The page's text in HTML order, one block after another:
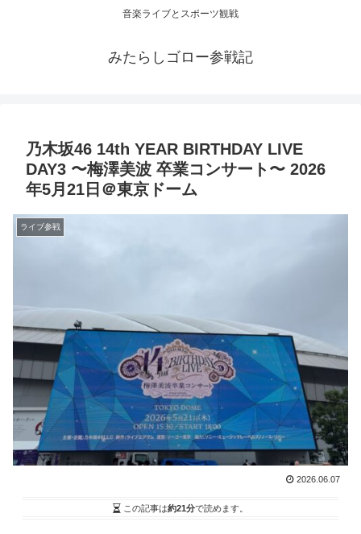
音楽ライブとスポーツ観戦
みたらしゴロー参戦記
乃⽊坂46 14th YEAR BIRTHDAY LIVE
DAY3 〜梅澤美波 卒業コンサート〜 2026
年5月21日＠東京ドーム
ライブ参戦
2026.06.07
この記事は約21分で読めます。